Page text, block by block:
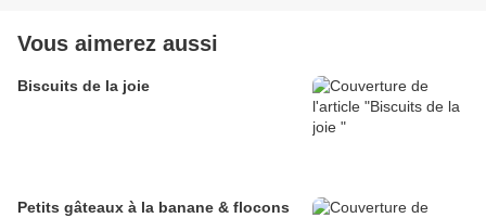
Vous aimerez aussi
Biscuits de la joie
Petits gâteaux à la banane & flocons